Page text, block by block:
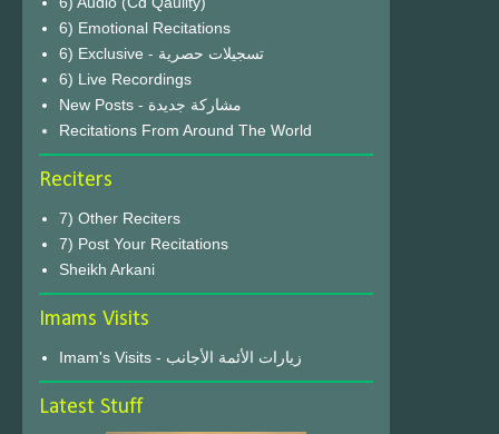
6) Emotional Recitations
6) Exclusive - تسجيلات حصرية
6) Live Recordings
New Posts - مشاركة جديدة
Recitations From Around The World
Reciters
7) Other Reciters
7) Post Your Recitations
Sheikh Arkani
Imams Visits
Imam's Visits - زيارات الأئمة الأجانب
Latest Stuff